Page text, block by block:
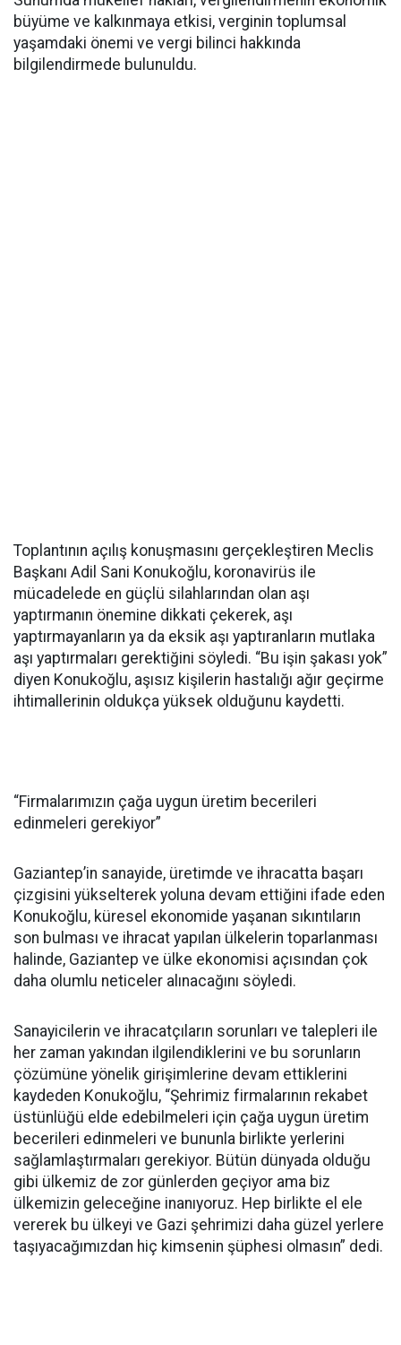
büyüme ve kalkınmaya etkisi, verginin toplumsal
yaşamdaki önemi ve vergi bilinci hakkında
bilgilendirmede bulunuldu.
Toplantının açılış konuşmasını gerçekleştiren Meclis
Başkanı Adil Sani Konukoğlu, koronavirüs ile
mücadelede en güçlü silahlarından olan aşı
yaptırmanın önemine dikkati çekerek, aşı
yaptırmayanların ya da eksik aşı yaptıranların mutlaka
aşı yaptırmaları gerektiğini söyledi. “Bu işin şakası yok”
diyen Konukoğlu, aşısız kişilerin hastalığı ağır geçirme
ihtimallerinin oldukça yüksek olduğunu kaydetti.
“Firmalarımızın çağa uygun üretim becerileri
edinmeleri gerekiyor”
Gaziantep’in sanayide, üretimde ve ihracatta başarı
çizgisini yükselterek yoluna devam ettiğini ifade eden
Konukoğlu, küresel ekonomide yaşanan sıkıntıların
son bulması ve ihracat yapılan ülkelerin toparlanması
halinde, Gaziantep ve ülke ekonomisi açısından çok
daha olumlu neticeler alınacağını söyledi.
Sanayicilerin ve ihracatçıların sorunları ve talepleri ile
her zaman yakından ilgilendiklerini ve bu sorunların
çözümüne yönelik girişimlerine devam ettiklerini
kaydeden Konukoğlu, “Şehrimiz firmalarının rekabet
üstünlüğü elde edebilmeleri için çağa uygun üretim
becerileri edinmeleri ve bununla birlikte yerlerini
sağlamlaştırmaları gerekiyor. Bütün dünyada olduğu
gibi ülkemiz de zor günlerden geçiyor ama biz
ülkemizin geleceğine inanıyoruz. Hep birlikte el ele
vererek bu ülkeyi ve Gazi şehrimizi daha güzel yerlere
taşıyacağımızdan hiç kimsenin şüphesi olmasın” dedi.